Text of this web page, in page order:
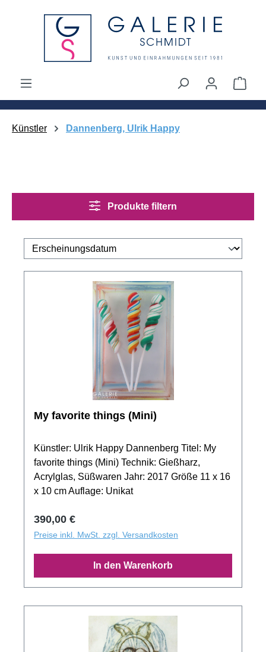
springen
Künstler Dannenberg, Ulrik Happy
Produkte filtern
My favorite things (Mini)
Künstler: Ulrik Happy Dannenberg Titel: My
favorite things (Mini) Technik: Gießharz,
Acrylglas, Süßwaren Jahr: 2017 Größe 11 x 16
x 10 cm Auflage: Unikat
Regulärer Preis:
390,00 €
Preise inkl. MwSt. zzgl. Versandkosten
In den Warenkorb